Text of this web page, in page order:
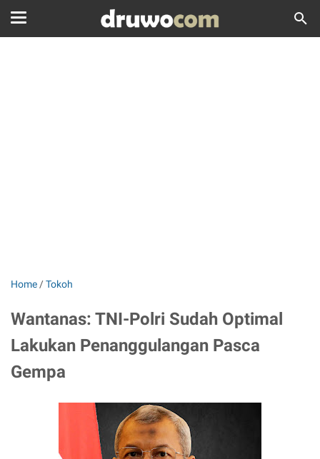
Home /Tokoh
Wantanas: TNI-Polri Sudah Optimal
Lakukan Penanggulangan Pasca
Gempa